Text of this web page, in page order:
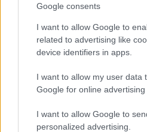
Google consents
I want to allow Google to
related to advertising like
device identifiers in apps.
I want to allow my user data
Google for online advertising
I want to allow Google to
personalized advertising.